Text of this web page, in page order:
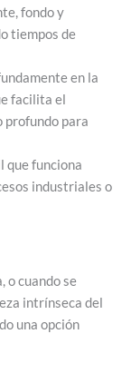
fondo y
tiempos de
en la
facilita el
para
que funciona
industriales o
o cuando se
intrínseca del
una opción